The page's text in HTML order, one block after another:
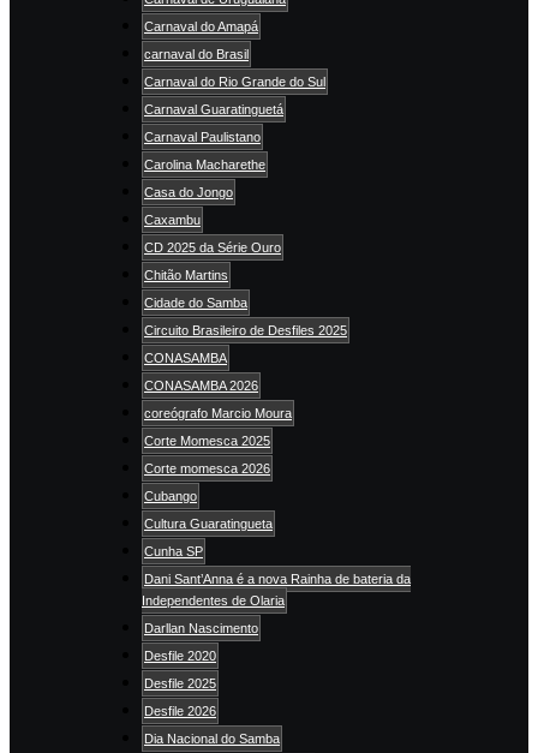
Carnaval do Amapá
carnaval do Brasil
Carnaval do Rio Grande do Sul
Carnaval Guaratinguetá
Carnaval Paulistano
Carolina Macharethe
Casa do Jongo
Caxambu
CD 2025 da Série Ouro
Chitão Martins
Cidade do Samba
Circuito Brasileiro de Desfiles 2025
CONASAMBA
CONASAMBA 2026
coreógrafo Marcio Moura
Corte Momesca 2025
Corte momesca 2026
Cubango
Cultura Guaratingueta
Cunha SP
Dani Sant’Anna é a nova Rainha de bateria da
Independentes de Olaria
Darllan Nascimento
Desfile 2020
Desfile 2025
Desfile 2026
Dia Nacional do Samba